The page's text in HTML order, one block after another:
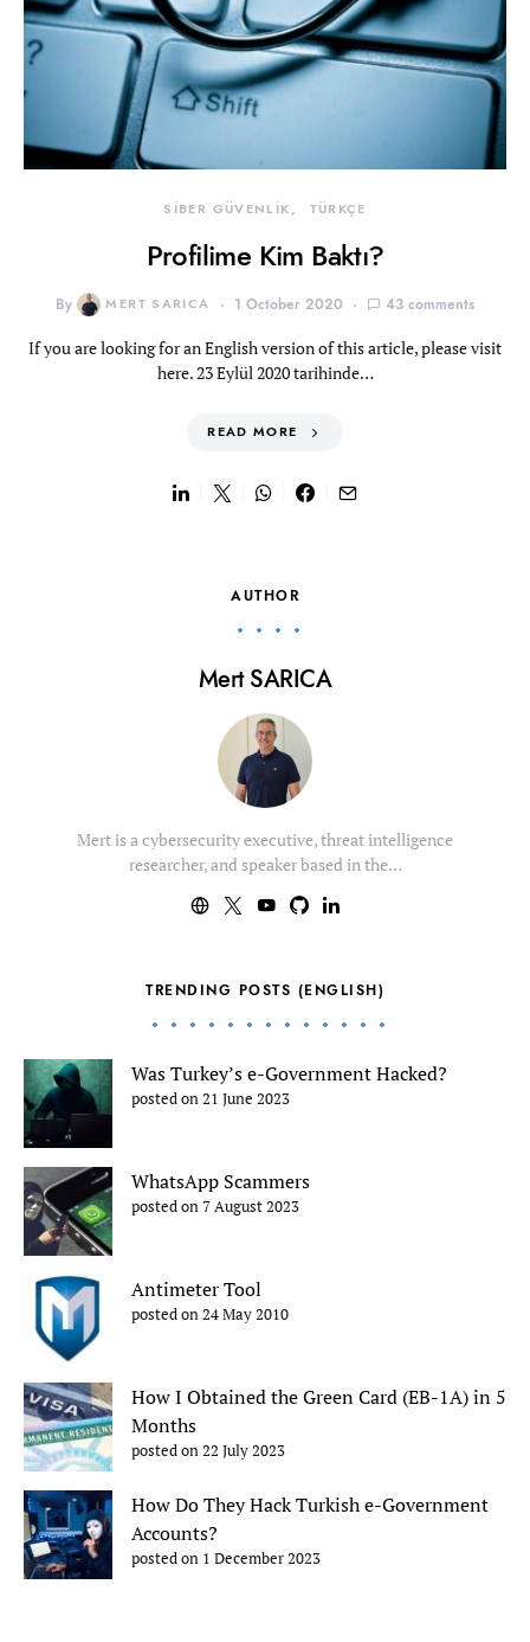
SİBER GÜVENLİK TÜRKÇE
Profilime Kim Baktı?
By MERT SARICA 1 October 2020 43 comments
If you are looking for an English version of this article, please visit
here. 23 Eylül 2020 tarihinde…
READ MORE
AUTHOR
Mert SARICA
Mert is a cybersecurity executive, threat intelligence
researcher, and speaker based in the…
TRENDING POSTS (ENGLISH)
Was Turkey’s e-Government Hacked?
posted on 21 June 2023
WhatsApp Scammers
posted on 7 August 2023
Antimeter Tool
posted on 24 May 2010
How I Obtained the Green Card (EB-1A) in 5
Months
posted on 22 July 2023
How Do They Hack Turkish e-Government
Accounts?
posted on 1 December 2023